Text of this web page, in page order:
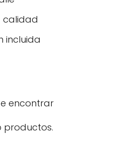
incluida
encontrar
productos.